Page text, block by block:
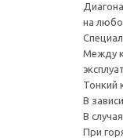
на
Между
Тонкий
В
В
При